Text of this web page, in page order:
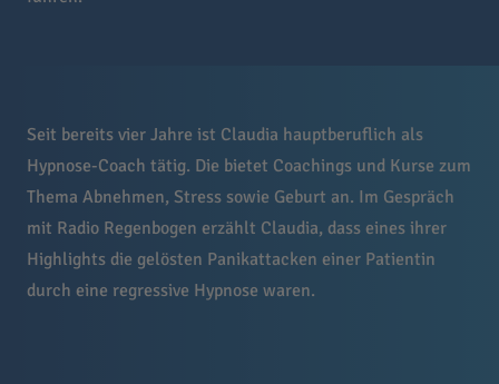
Seit bereits vier Jahre ist Claudia hauptberuflich als
Hypnose-Coach tätig. Die bietet Coachings und Kurse zum
Thema Abnehmen, Stress sowie Geburt an. Im Gespräch
mit Radio Regenbogen erzählt Claudia, dass eines ihrer
Highlights die gelösten Panikattacken einer Patientin
durch eine regressive Hypnose waren.